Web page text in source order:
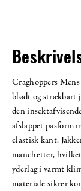
Craghoppers
blødt og strækbart
den
afslappet pasform
elastisk kant.
manchetter,
yderlag i varmt
materiale sikrer